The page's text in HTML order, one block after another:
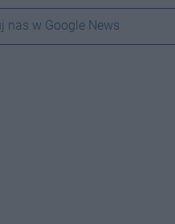
nas w Google News